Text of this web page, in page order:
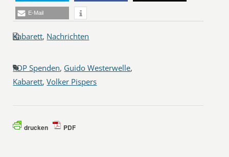
E-Mail
Kabarett, Nachrichten
FDP Spenden, Guido Westerwelle,
Kabarett,Volker Pispers
drucken PDF